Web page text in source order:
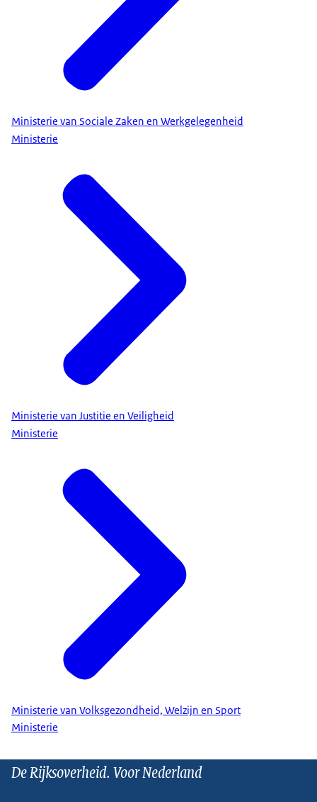
Ministerie van Sociale Zaken en Werkgelegenheid
Ministerie
Ministerie van Justitie en Veiligheid
Ministerie
Ministerie van Volksgezondheid, Welzijn en Sport
Ministerie
De Rijksoverheid. Voor Nederland